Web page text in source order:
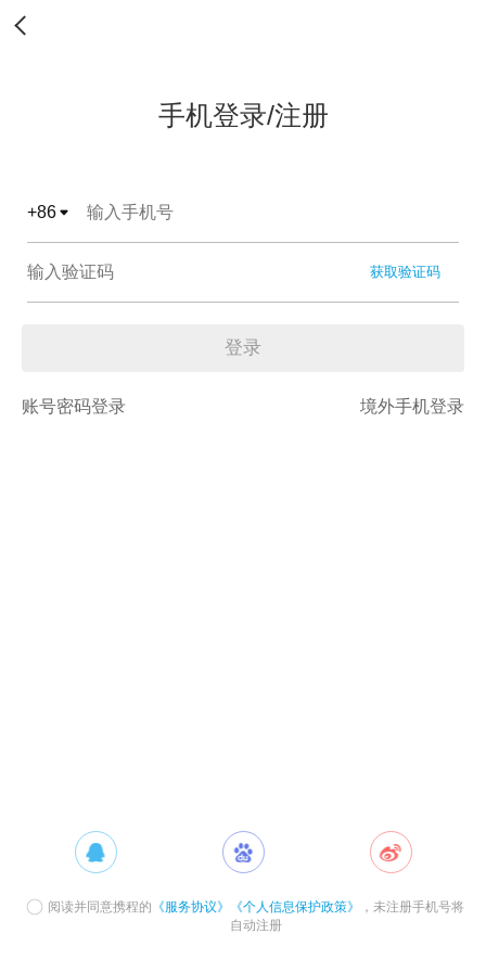
手机登录/注册
+86
获取验证码
登录
账号密码登录 境外手机登录
阅读并同意携程的 《服务协议》 《个人信息保护政策》
，未注册手机号将
自动注册